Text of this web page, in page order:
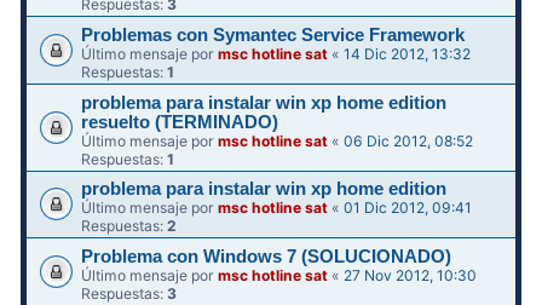
Respuestas:3
Problemas con Symantec Service Framework
Último mensaje pormsc hotline sat «14 Dic 2012, 13:32
Respuestas:1
problema para instalar win xp home edition
resuelto (TERMINADO)
Último mensaje pormsc hotline sat «06 Dic 2012, 08:52
Respuestas:1
problema para instalar win xp home edition
Último mensaje pormsc hotline sat «01 Dic 2012, 09:41
Respuestas:2
Problema con Windows 7 (SOLUCIONADO)
Último mensaje pormsc hotline sat « 27 Nov 2012, 10:30
Respuestas:3